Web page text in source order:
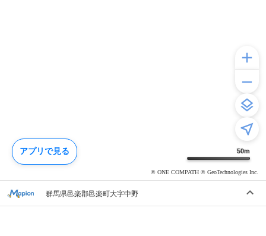
50m
© ONE COMPATH © GeoTechnologies Inc.
群馬県邑楽郡邑楽町大字中野
アプリで見る